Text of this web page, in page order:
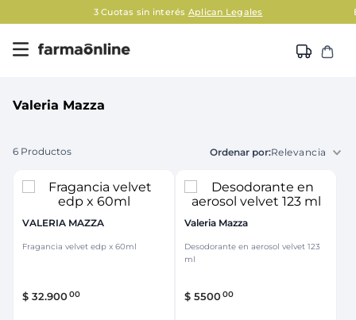
3 Cuotas sin interés Aplican Legales
Valeria Mazza
6 Productos Relevancia
VALERIA MAZZA
Fragancia velvet edp x 60ml
$ 32.90000
Valeria Mazza
Desodorante en aerosol velvet 123
ml
$ 550000